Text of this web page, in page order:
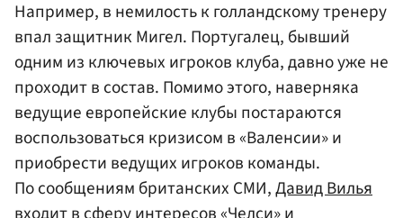
Например, в немилость к голландскому тренеру
впал защитник Мигел. Португалец, бывший
одним из ключевых игроков клуба, давно уже не
проходит в состав. Помимо этого, наверняка
ведущие европейские клубы постараются
воспользоваться кризисом в «Валенсии» и
приобрести ведущих игроков команды.
По сообщениям британских СМИ,Давид Вилья